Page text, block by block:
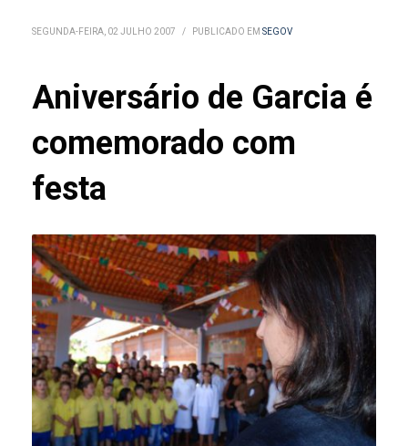
SEGUNDA-FEIRA, 02 JULHO 2007 / PUBLICADO EM SEGOV
Aniversário de Garcia é
comemorado com
festa